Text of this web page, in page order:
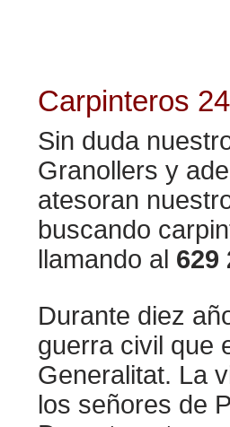
Carpinteros
Sin duda
Granollers y
atesoran
buscando
llamando al 629
Durante diez
guerra civil que
Generalitat. La
los señores de